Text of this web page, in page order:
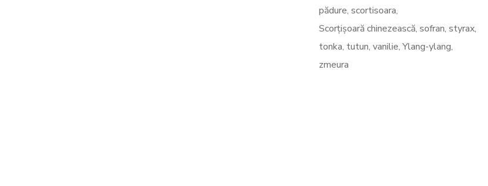
pădure scortisoara
Scorțișoară chinezească sofran styrax
tonka tutun vanilie Ylang-ylang
zmeura